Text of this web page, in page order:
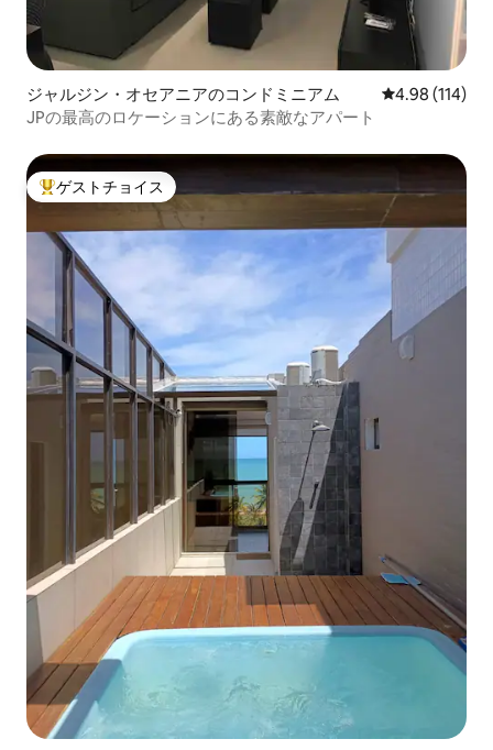
ジャルジン・オセアニアのコンドミニアム レビュー114
4.98 (114)
JPの最高のロケーションにある素敵なアパート
大好評のゲストチョイスです。
ゲストチョイス